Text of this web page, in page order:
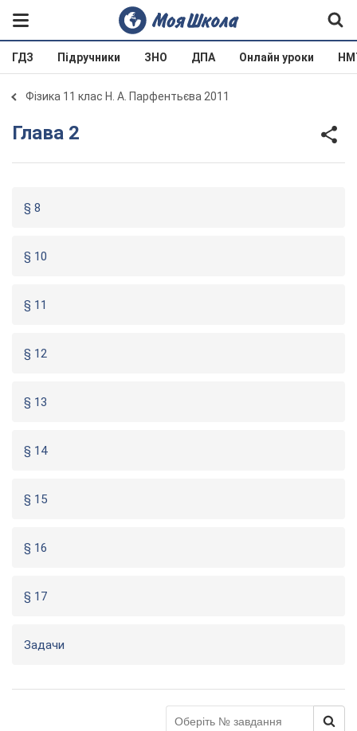
ГДЗ Підручники ЗНО ДПА Онлайн уроки
Фізика 11 клас Н. А. Парфентьєва 2011
Глава 2
§ 8
§ 10
§ 11
§ 12
§ 13
§ 14
§ 15
§ 16
§ 17
Задачи